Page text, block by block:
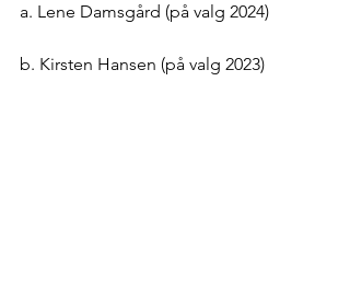
a. Lene Damsgård (på valg 2024)
b. Kirsten Hansen (på valg 2023)